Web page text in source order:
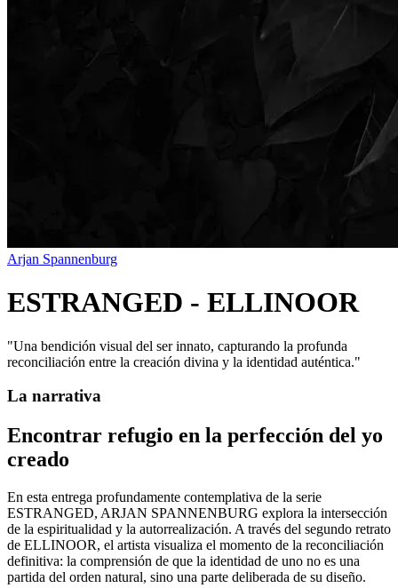
Arjan Spannenburg
ESTRANGED - ELLINOOR
"Una bendición visual del ser innato, capturando la profunda
reconciliación entre la creación divina y la identidad auténtica."
La narrativa
Encontrar refugio en la perfección del yo
creado
En esta entrega profundamente contemplativa de la serie
ESTRANGED, ARJAN SPANNENBURG explora la intersección
de la espiritualidad y la autorrealización. A través del segundo retrato
de ELLINOOR, el artista visualiza el momento de la reconciliación
definitiva: la comprensión de que la identidad de uno no es una
partida del orden natural, sino una parte deliberada de su diseño.